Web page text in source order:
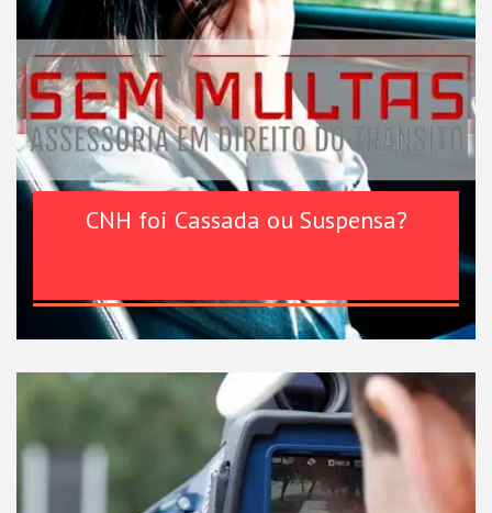
CNH foi Cassada ou Suspensa?